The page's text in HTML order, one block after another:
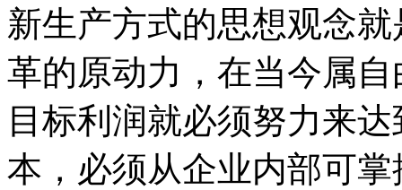
新生产方式的思想观念
革的原动力，在当今属
目标利润就必须努力来
本，必须从企业内部可